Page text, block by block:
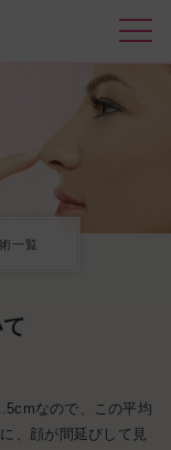
一覧
なので、この平均
、顔が間延びして見